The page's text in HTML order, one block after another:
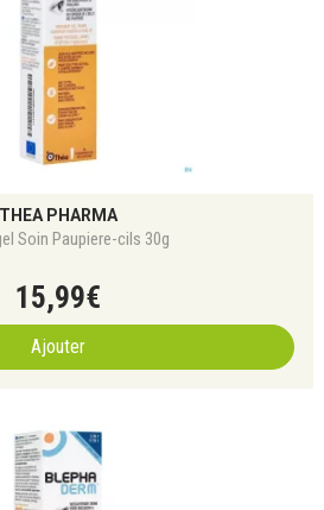
THEA PHARMA
Soin Paupiere-cils 30g
15,99€
Ajouter